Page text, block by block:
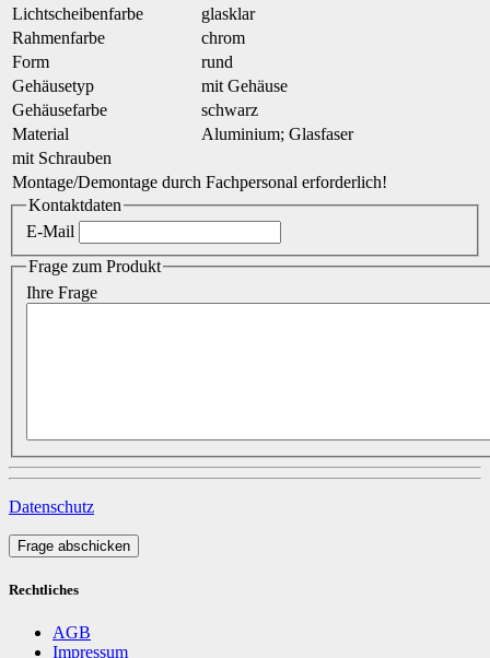
Lichtscheibenfarbe
glasklar
Rahmenfarbe
chrom
Form
rund
Gehäusetyp
mit Gehäuse
Gehäusefarbe
schwarz
Material
Aluminium; Glasfaser
mit Schrauben
Montage/Demontage durch Fachpersonal erforderlich!
Kontaktdaten
E-Mail
Frage zum Produkt
Ihre Frage
Datenschutz
Frage abschicken
Rechtliches
AGB
Impressum